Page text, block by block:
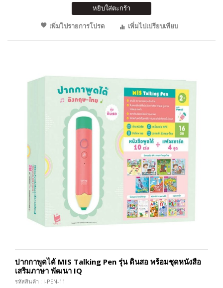
หยิบใส่ตะกร้า
เพิ่มไปรายการโปรด
เพิ่มไปเปรียบเทียบ
ปากกาพูดได้ MIS Talking Pen รุ่น ดินสอ พร้อมชุดหนังสือ
เสริมภาษา พัฒนา IQ
รหัสสินค้า : I-PEN-11